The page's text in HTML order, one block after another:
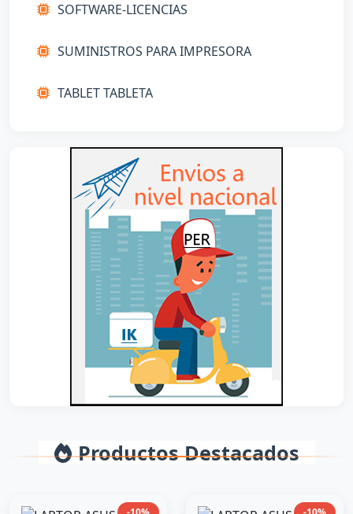
SUMINISTROS PARA IMPRESORA
TABLET TABLETA
Productos Destacados